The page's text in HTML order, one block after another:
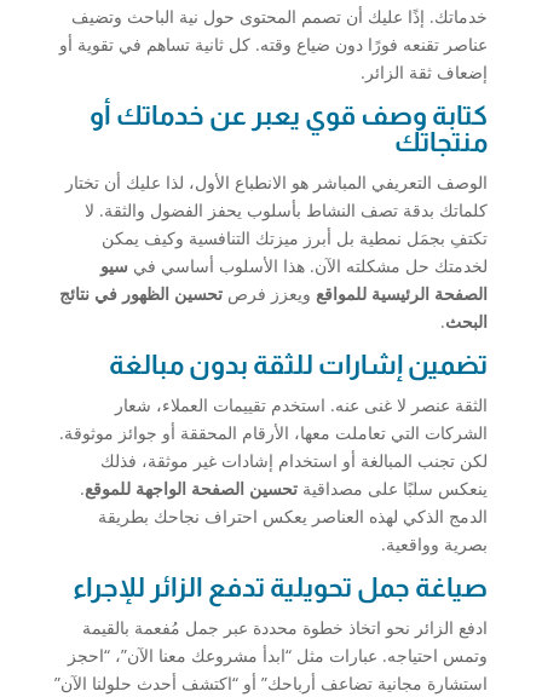
خدماتك. إذًا عليك أن تصمم المحتوى حول نية الباحث وتضيف
عناصر تقنعه فورًا دون ضياع وقته. كل ثانية تساهم في تقوية أو
إضعاف ثقة الزائر.
كتابة وصف قوي يعبر عن خدماتك أو
منتجاتك
الوصف التعريفي المباشر هو الانطباع الأول، لذا عليك أن تختار
كلماتك بدقة تصف النشاط بأسلوب يحفز الفضول والثقة. لا
تكتفِ بجمَل نمطية بل أبرز ميزتك التنافسية وكيف يمكن
لخدمتك حل مشكلته الآن. هذا الأسلوب أساسي في سيو
الصفحة الرئيسية للمواقعويعزز فرص تحسين الظهور في نتائج
البحث.
تضمين إشارات للثقة بدون مبالغة
الثقة عنصر لا غنى عنه. استخدم تقييمات العملاء، شعار
الشركات التي تعاملت معها، الأرقام المحققة أو جوائز موثوقة.
لكن تجنب المبالغة أو استخدام إشادات غير موثقة، فذلك
ينعكس سلبًا على مصداقية تحسين الصفحة الواجهة للموقع.
الدمج الذكي لهذه العناصر يعكس احتراف نجاحك بطريقة
بصرية وواقعية.
صياغة جمل تحويلية تدفع الزائر للإجراء
ادفع الزائر نحو اتخاذ خطوة محددة عبر جمل مُفعمة بالقيمة
وتمس احتياجه. عبارات مثل “ابدأ مشروعك معنا الآن”، “احجز
استشارة مجانية تضاعف أرباحك” أو “اكتشف أحدث حلولنا الآن”